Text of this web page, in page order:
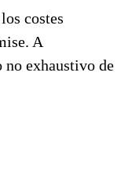
costes
A
exhaustivo de